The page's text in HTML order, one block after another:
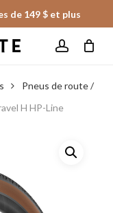
de 149 $ et plus
Fermer
le
panier
Pneus de route /
H HP-Line